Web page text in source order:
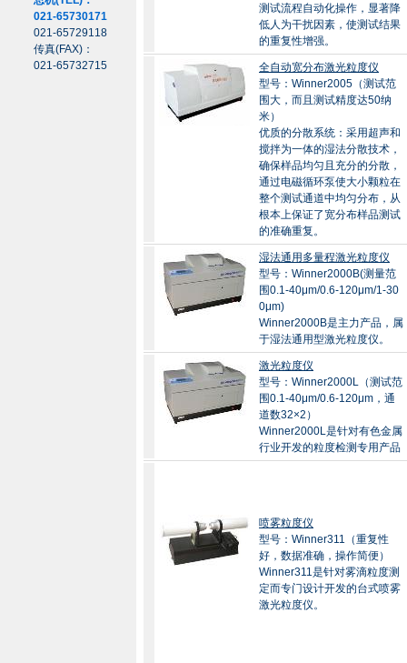
021-65730171
021-65729118
传真(FAX)：
021-65732715
测试流程自动化操作，显著降
低人为干扰因素，使测试结果
的重复性增强。
全自动宽分布激光粒度仪
型号：Winner2005（测试范
围大，而且测试精度达50纳
米）
优质的分散系统：采用超声和
搅拌为一体的湿法分散技术，
确保样品均匀且充分的分散，
通过电磁循环泵使大小颗粒在
整个测试通道中均匀分布，从
根本上保证了宽分布样品测试
的准确重复。
湿法通用多量程激光粒度仪
型号：Winner2000B(测量范
围0.1-40μm/0.6-120μm/1-30
0μm)
Winner2000B是主力产品，属
于湿法通用型激光粒度仪。
激光粒度仪
型号：Winner2000L（测试范
围0.1-40μm/0.6-120μm，通
道数32×2）
Winner2000L是针对有色金属
行业开发的粒度检测专用产品
喷雾粒度仪
型号：Winner311（重复性
好，数据准确，操作简便）
Winner311是针对雾滴粒度测
定而专门设计开发的台式喷雾
激光粒度仪。